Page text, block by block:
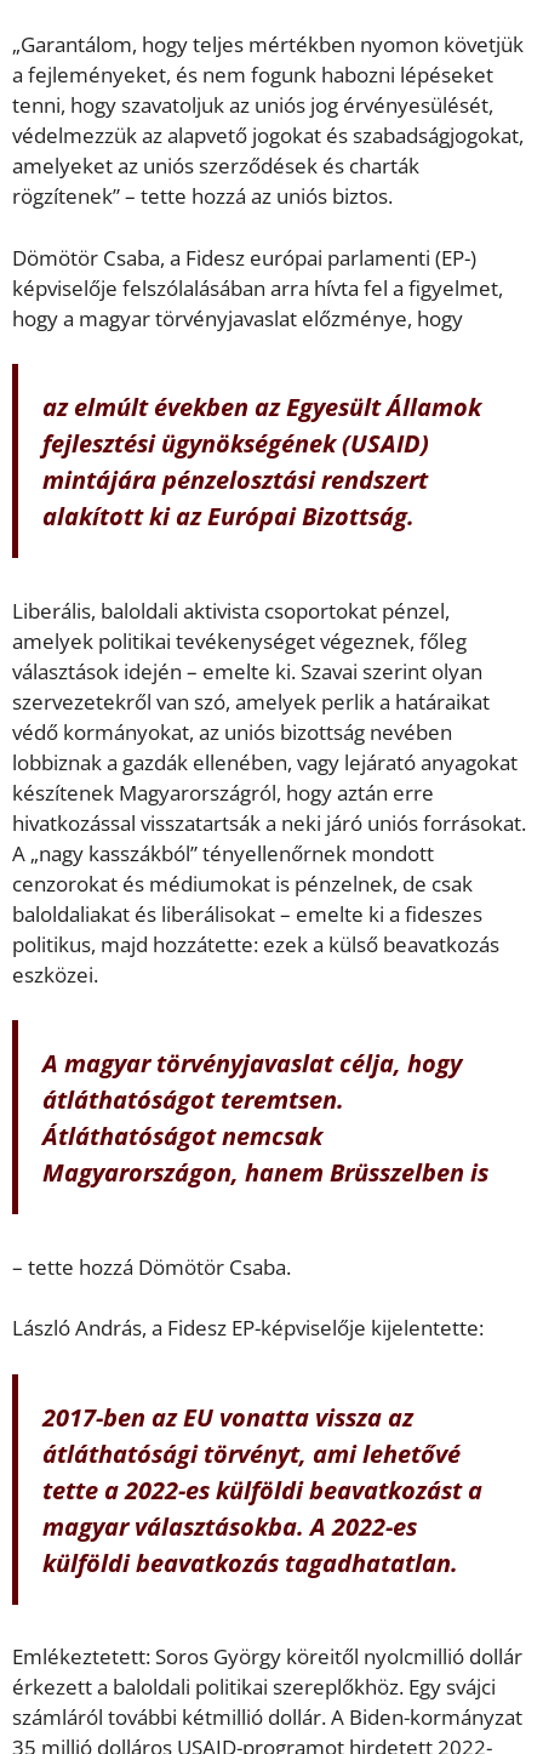
„Garantálom, hogy teljes mértékben nyomon követjük
a fejleményeket, és nem fogunk habozni lépéseket
tenni, hogy szavatoljuk az uniós jog érvényesülését,
védelmezzük az alapvető jogokat és szabadságjogokat,
amelyeket az uniós szerződések és charták
rögzítenek” – tette hozzá az uniós biztos.
Dömötör Csaba, a Fidesz európai parlamenti (EP-)
képviselője felszólalásában arra hívta fel a figyelmet,
hogy a magyar törvényjavaslat előzménye, hogy
az elmúlt években az Egyesült Államok
fejlesztési ügynökségének (USAID)
mintájára pénzelosztási rendszert
alakított ki az Európai Bizottság.
Liberális, baloldali aktivista csoportokat pénzel,
amelyek politikai tevékenységet végeznek, főleg
választások idején – emelte ki. Szavai szerint olyan
szervezetekről van szó, amelyek perlik a határaikat
védő kormányokat, az uniós bizottság nevében
lobbiznak a gazdák ellenében, vagy lejárató anyagokat
készítenek Magyarországról, hogy aztán erre
hivatkozással visszatartsák a neki járó uniós forrásokat.
A „nagy kasszákból” tényellenőrnek mondott
cenzorokat és médiumokat is pénzelnek, de csak
baloldaliakat és liberálisokat – emelte ki a fideszes
politikus, majd hozzátette: ezek a külső beavatkozás
eszközei.
A magyar törvényjavaslat célja, hogy
átláthatóságot teremtsen.
Átláthatóságot nemcsak
Magyarországon, hanem Brüsszelben is
– tette hozzá Dömötör Csaba.
László András, a Fidesz EP-képviselője kijelentette:
2017-ben az EU vonatta vissza az
átláthatósági törvényt, ami lehetővé
tette a 2022-es külföldi beavatkozást a
magyar választásokba. A 2022-es
külföldi beavatkozás tagadhatatlan.
Emlékeztetett: Soros György köreitől nyolcmillió dollár
érkezett a baloldali politikai szereplőkhöz. Egy svájci
számláról további kétmillió dollár. A Biden-kormányzat
35 millió dolláros USAID-programot hirdetett 2022-